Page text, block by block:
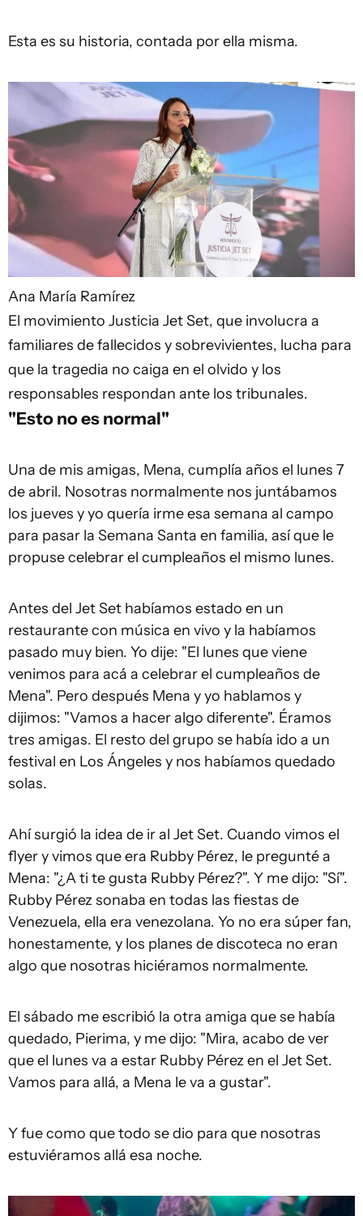
Esta es su historia, contada por ella misma.
Ana María Ramírez
El movimiento Justicia Jet Set, que involucra a
familiares de fallecidos y sobrevivientes, lucha para
que la tragedia no caiga en el olvido y los
responsables respondan ante los tribunales.
"Esto no es normal"
Una de mis amigas, Mena, cumplía años el lunes 7
de abril. Nosotras normalmente nos juntábamos
los jueves y yo quería irme esa semana al campo
para pasar la Semana Santa en familia, así que le
propuse celebrar el cumpleaños el mismo lunes.
Antes del Jet Set habíamos estado en un
restaurante con música en vivo y la habíamos
pasado muy bien. Yo dije: "El lunes que viene
venimos para acá a celebrar el cumpleaños de
Mena". Pero después Mena y yo hablamos y
dijimos: "Vamos a hacer algo diferente". Éramos
tres amigas. El resto del grupo se había ido a un
festival en Los Ángeles y nos habíamos quedado
solas.
Ahí surgió la idea de ir al Jet Set. Cuando vimos el
flyer y vimos que era Rubby Pérez, le pregunté a
Mena: "¿A ti te gusta Rubby Pérez?". Y me dijo: "Sí".
Rubby Pérez sonaba en todas las fiestas de
Venezuela, ella era venezolana. Yo no era súper fan,
honestamente, y los planes de discoteca no eran
algo que nosotras hiciéramos normalmente.
El sábado me escribió la otra amiga que se había
quedado, Pierima, y me dijo: "Mira, acabo de ver
que el lunes va a estar Rubby Pérez en el Jet Set.
Vamos para allá, a Mena le va a gustar".
Y fue como que todo se dio para que nosotras
estuviéramos allá esa noche.